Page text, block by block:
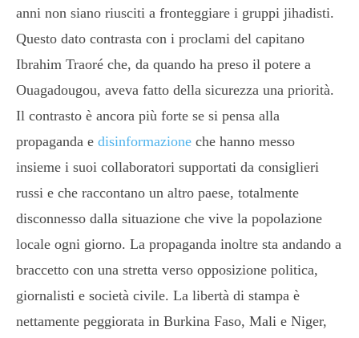
anni non siano riusciti a fronteggiare i gruppi jihadisti.
Questo dato contrasta con i proclami del capitano
Ibrahim Traoré che, da quando ha preso il potere a
Ouagadougou, aveva fatto della sicurezza una priorità.
Il contrasto è ancora più forte se si pensa alla
propaganda e disinformazione che hanno messo
insieme i suoi collaboratori supportati da consiglieri
russi e che raccontano un altro paese, totalmente
disconnesso dalla situazione che vive la popolazione
locale ogni giorno. La propaganda inoltre sta andando a
braccetto con una stretta verso opposizione politica,
giornalisti e società civile. La libertà di stampa è
nettamente peggiorata in Burkina Faso, Mali e Niger,